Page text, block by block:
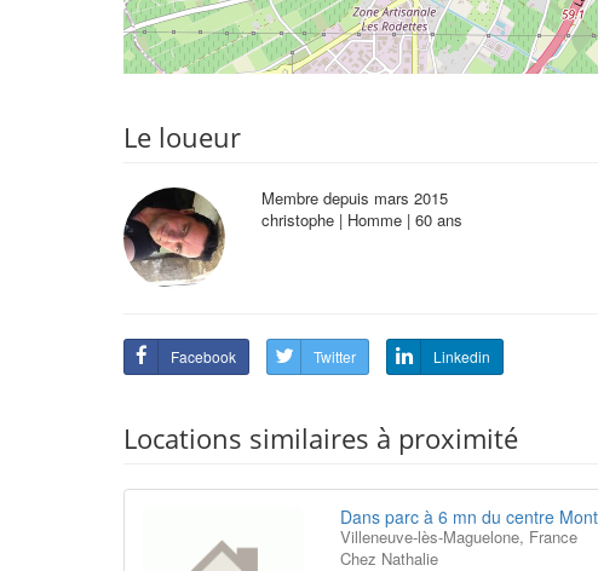
Le loueur
Membre depuis mars 2015
christophe | Homme | 60 ans
Facebook Twitter Linkedin
Locations similaires à proximité
Dans parc à 6 mn du centre
Villeneuve-lès-Maguelone, France
Chez Nathalie